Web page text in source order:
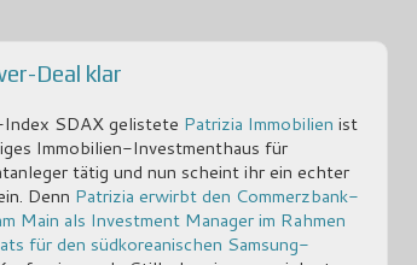
Deal klar
SDAX gelistete Patrizia Immobilien ist
Immobilien-Investmenthaus für
tätig und nun scheint ihr ein echter
Denn Patrizia erwirbt den Commerzbank-
Main als Investment Manager im Rahmen
für den südkoreanischen Samsung-